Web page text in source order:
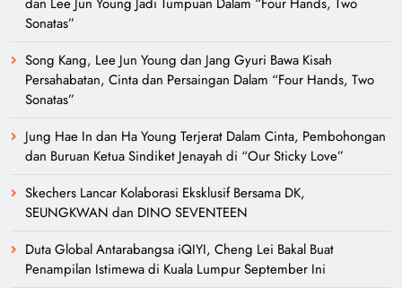
Sonatas”
Song Kang, Lee Jun Young dan Jang Gyuri Bawa Kisah
Persahabatan, Cinta dan Persaingan Dalam “Four Hands, Two
Sonatas”
Jung Hae In dan Ha Young Terjerat Dalam Cinta, Pembohongan
dan Buruan Ketua Sindiket Jenayah di “Our Sticky Love”
Skechers Lancar Kolaborasi Eksklusif Bersama DK,
SEUNGKWAN dan DINO SEVENTEEN
Duta Global Antarabangsa iQIYI, Cheng Lei Bakal Buat
Penampilan Istimewa di Kuala Lumpur September Ini